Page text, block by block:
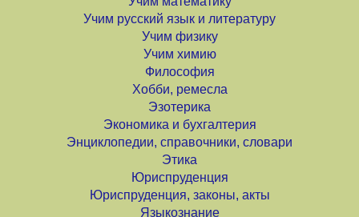
Учим русский язык и литературу
Учим физику
Учим химию
Философия
Хобби, ремесла
Эзотерика
Экономика и бухгалтерия
Энциклопедии, справочники, словари
Этика
Юриспруденция
Юриспруденция, законы, акты
Языкознание